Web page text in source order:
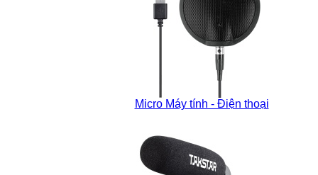
Micro Máy tính - Điện thoại